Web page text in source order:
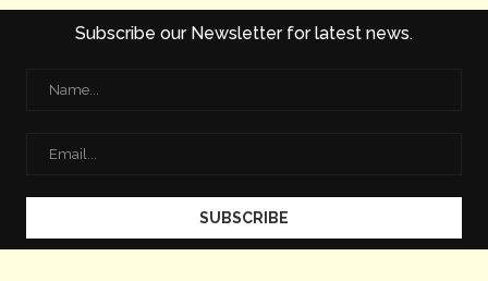
Subscribe our Newsletter for latest news.